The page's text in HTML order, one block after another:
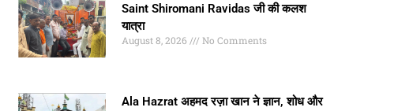
Saint Shiromani Ravidas जी की कलश
यात्रा
August 8, 2026 No Comments
Ala Hazrat अहमद रज़ा खान ने ज्ञान, शोध और